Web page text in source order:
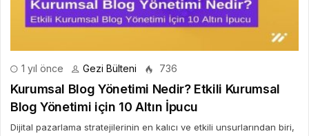
1 yıl önce Gezi Bülteni 736
Kurumsal Blog Yönetimi Nedir? Etkili Kurumsal
Blog Yönetimi için 10 Altın İpucu
Dijital pazarlama stratejilerinin en kalıcı ve etkili unsurlarından biri,